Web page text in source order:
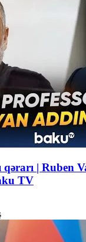
| Ruben
TV